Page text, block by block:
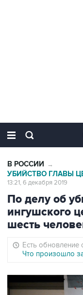
В РОССИИ →
УБИЙСТВО ГЛАВЫ
13:21, 6 декабря 2019
По делу об
ингушского
шесть
Есть обновление
Что произошло